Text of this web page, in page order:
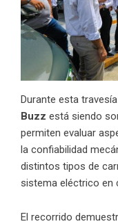
Durante esta
Buzz está siendo
permiten evaluar
la confiabilidad
distintos tipos de
sistema eléctrico en
El recorrido